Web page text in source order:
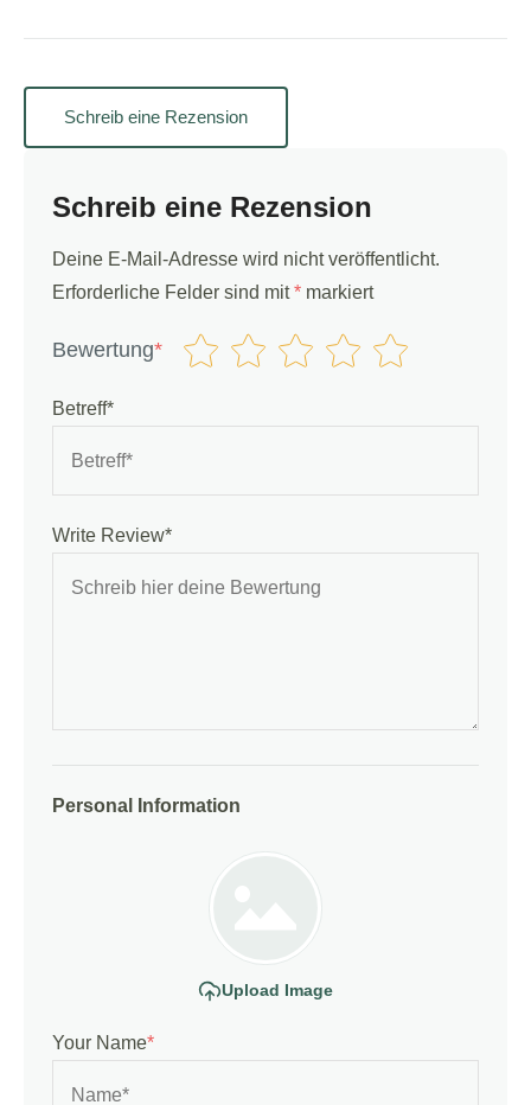
Schreib eine Rezension
Schreib eine Rezension
Deine E-Mail-Adresse wird nicht veröffentlicht.
Erforderliche Felder sind mit* markiert
Bewertung*
Betreff*
Write Review*
Personal Information
Upload Image
Your Name*